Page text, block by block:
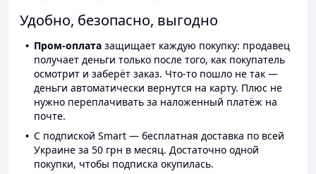
Удобно, безопасно, выгодно
Пром-оплата защищает каждую покупку: продавец
получает деньги только после того, как покупатель
осмотрит и заберёт заказ. Что-то пошло не так —
деньги автоматически вернутся на карту. Плюс не
нужно переплачивать за наложенный платёж на
почте.
С подпиской Smart — бесплатная доставка по всей
Украине за 50 грн в месяц. Достаточно одной
покупки, чтобы подписка окупилась.